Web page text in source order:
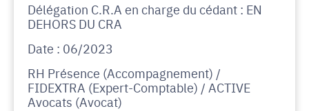
Délégation C.R.A en charge du cédant : EN
DEHORS DU CRA
Date : 06/2023
RH Présence (Accompagnement) /
FIDEXTRA (Expert-Comptable) / ACTIVE
Avocats (Avocat)